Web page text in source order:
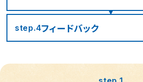
step.4フィードバック